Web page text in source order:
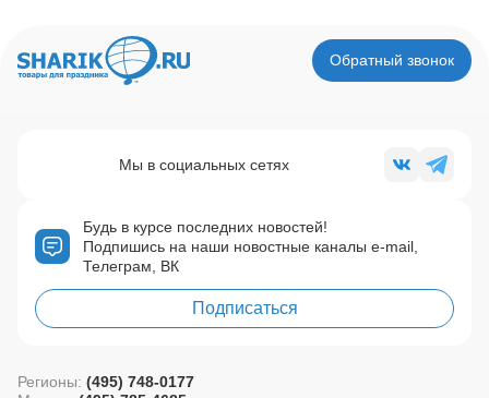
Обратный звонок
Будь в курсе последних новостей!
Подпишись на наши новостные каналы e-mail,
Телеграм, ВК
Подписаться
Мы в социальных сетях
Регионы: (495) 748-0177